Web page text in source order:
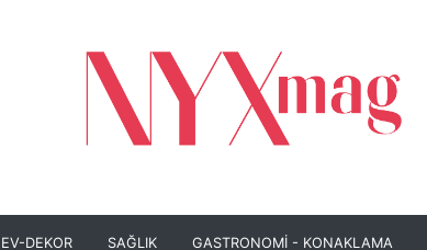
EV-DEKOR SAĞLIK GASTRONOMİ - KONAKLAMA